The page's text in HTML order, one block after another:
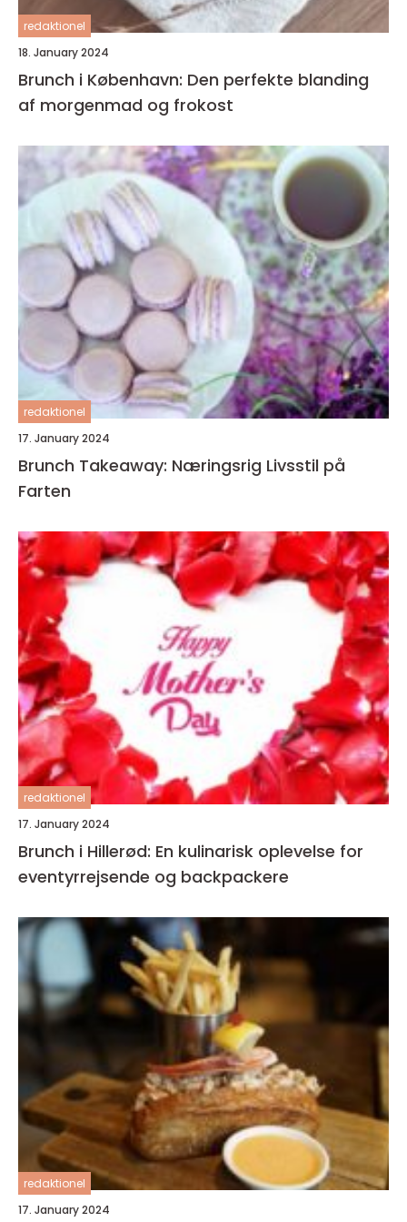
redaktionel
18. January 2024
Brunch i København: Den perfekte blanding
af morgenmad og frokost
redaktionel
17. January 2024
Brunch Takeaway: Næringsrig Livsstil på
Farten
redaktionel
17. January 2024
Brunch i Hillerød: En kulinarisk oplevelse for
eventyrrejsende og backpackere
redaktionel
17. January 2024